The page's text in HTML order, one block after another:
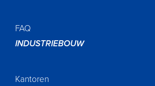
FAQ
INDUSTRIEBOUW
Kantoren